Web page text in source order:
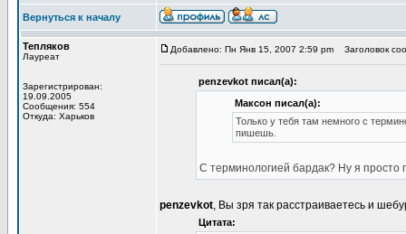
Вернуться к началу
Тепляков
Лауреат
Зарегистрирован:
19.09.2005
Сообщения: 554
Откуда: Харьков
Добавлено: Пн Янв 15, 2007 2:59 pm Заголовок
penzevkot писал(а):
Максон писал(а):
Только у тебя там немного с
пишешь.
С терминологией бардак? Ну я просто
penzevkot, Вы зря так расстраиваетесь и
Цитата: